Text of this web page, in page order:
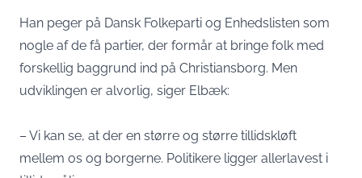
Han peger på Dansk Folkeparti og Enhedslisten som
nogle af de få partier, der formår at bringe folk med
forskellig baggrund ind på Christiansborg. Men
udviklingen er alvorlig, siger Elbæk:
– Vi kan se, at der en større og større tillidskløft
mellem os og borgerne. Politikere ligger allerlavest i